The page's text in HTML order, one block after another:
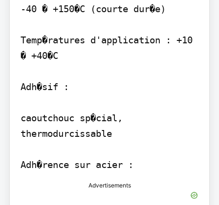
-40 � +150�C (courte dur�e)
Temp�ratures d'application : +10
� +40�C
Adh�sif :
caoutchouc sp�cial,
thermodurcissable
Advertisements